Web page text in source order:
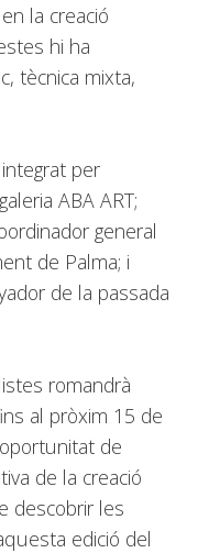
la creació
hi ha
tècnica mixta,
per
ABA ART;
general
de Palma; i
de la passada
romandrà
al pròxim 15 de
de
de la creació
descobrir les
edició del